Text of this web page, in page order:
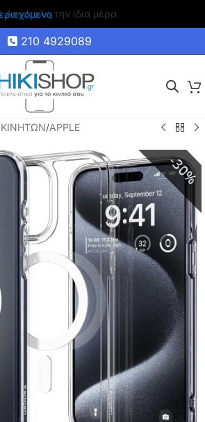
για αγορές άνω των 35€
210 4929089
/APPLE
30%